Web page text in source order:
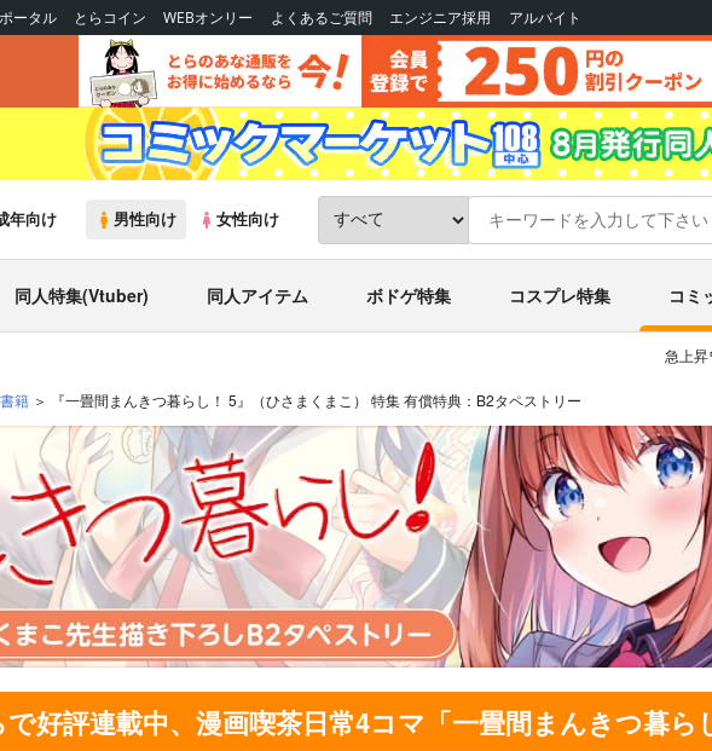
ータル とらコイン WEBオンリー よくあるご質問 エンジニア採用 アルバイト
年向け 男性向け 女性向け
同人特集(Vtuber) 同人アイテム ボドゲ特集 コスプレ特集 コミ
急上
籍 『一畳間まんきつ暮らし！ 5』（ひさまくまこ） 特集 有償特典：B2タペストリー
好評連載中、漫画喫茶日常4コマ「一畳間まんきつ暮ら